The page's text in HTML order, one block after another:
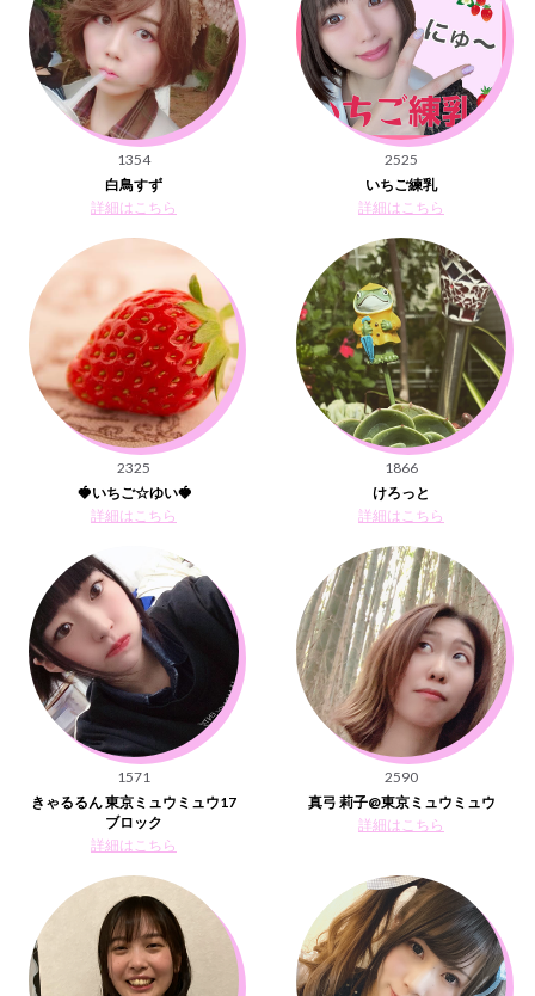
1354
白鳥すず
詳細はこちら
2525
いちご練乳
詳細はこちら
2325
🍓いちご☆ゆい🍓
詳細はこちら
1866
けろっと
詳細はこちら
1571
きゃるるん 東京ミュウミュウ17
ブロック
詳細はこちら
2590
真弓 莉子@東京ミュウミュウ
詳細はこちら